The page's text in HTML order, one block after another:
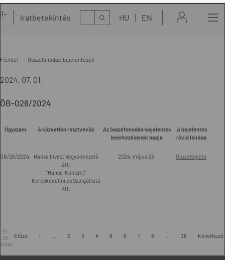
Iratbetekintés Kereső HU EN
Főoldal Összefonódás-bejelentések
2024. 07. 01.
ÖB-026/2024
Ügyszám A közvetlen résztvevők
Az összefonódás-bejelentés
beérkezésének napja
A bejelentés
rövid leírása
ÖB/26/2024.
Hansa Invest Vagyonkezelő
Zrt.
"Hansa-Kontakt"
Kereskedelmi és Szolgáltató
Kft.
2024. május 23. Összefoglaló
5 -
38.
oldal
Előző 1 2 3 4 5 6 7 8 38 Következő